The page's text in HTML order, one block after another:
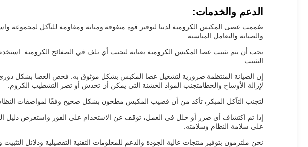
الدعم والخدمات:
صُممت عصى المكبس الكرومية لدينا لتوفير قوة متفوقة ومتانة ومقاومة للتآكل لمجموعة
والصيانة والتعامل المناسبة.
يجب أن يتم تثبيت عصا المكبس الكرومية بعناية لتجنب أي تلف في الصفائح الكرومية.
التثبيت.
إن الصيانة المنتظمة ضرورية لتشغيل عصا المكبس بشكل موثوق به. فحص العصا بشكل
لإزالة الأوساخ والحطامتجنب المواد الخشنة التي يمكن أن تخدش أو تضر التشطيب الكروم.
لتجنب التآكل المبكر، تأكد من أن قضيب المكبس مطحون بشكل صحيح وفقًا لمواصفات النظام
إذا تم اكتشاف أي ضرر أو خلل في العمل، توقف عن الاستخدام على الفور واستعرض
على سلامة النظام وسلامته.
نحن ملتزمون بتوفير منتجات عالية الجودة والدعم للمعلومات التقنية التفصيلية ودلائل